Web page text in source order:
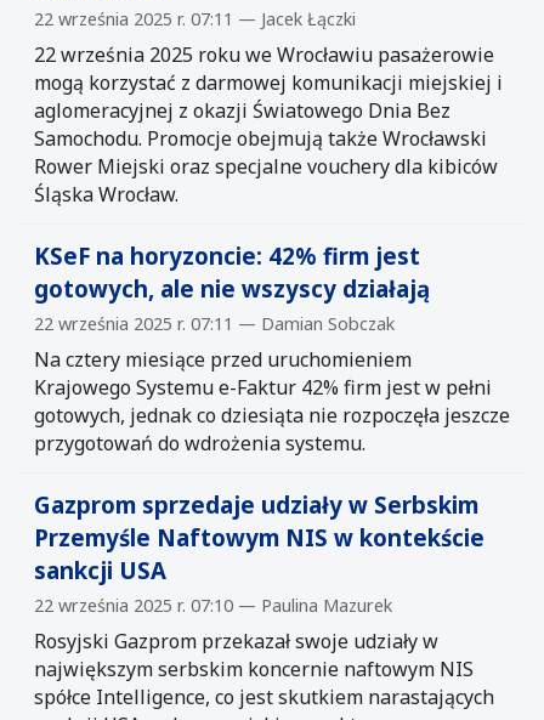
22 września 2025 r. 07:11 — Jacek Łączki
22 września 2025 roku we Wrocławiu pasażerowie
mogą korzystać z darmowej komunikacji miejskiej i
aglomeracyjnej z okazji Światowego Dnia Bez
Samochodu. Promocje obejmują także Wrocławski
Rower Miejski oraz specjalne vouchery dla kibiców
Śląska Wrocław.
KSeF na horyzoncie: 42% firm jest
gotowych, ale nie wszyscy działają
22 września 2025 r. 07:11 — Damian Sobczak
Na cztery miesiące przed uruchomieniem
Krajowego Systemu e-Faktur 42% firm jest w pełni
gotowych, jednak co dziesiąta nie rozpoczęła jeszcze
przygotowań do wdrożenia systemu.
Gazprom sprzedaje udziały w Serbskim
Przemyśle Naftowym NIS w kontekście
sankcji USA
22 września 2025 r. 07:10 — Paulina Mazurek
Rosyjski Gazprom przekazał swoje udziały w
największym serbskim koncernie naftowym NIS
spółce Intelligence, co jest skutkiem narastających